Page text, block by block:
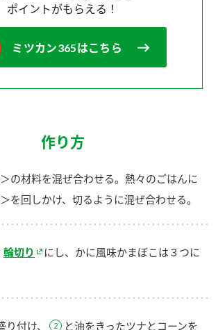
ポイントがもらえる！
ミツカン365はこちら
作り方
の材料を混ぜ合わせる。熱々のごはんに
を回しかけ、切るように混ぜ合わせる。
輪切り
にし、かに風味かまぼこは３つに
り付け、 と油をきったツナとコーンを